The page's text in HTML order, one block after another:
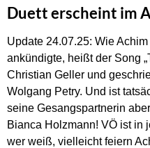
Duett erscheint im
Update 24.07.25: Wie
ankündigte, heißt der Song
Christian Geller und
Wolgang Petry. Und ist
seine Gesangspartnerin
Bianca Holzmann! VÖ ist in
wer weiß, vielleicht feiern